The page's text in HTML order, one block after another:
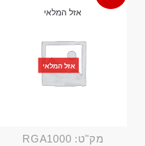
אזל המלאי
אזל המלאי
מק"ט: RGA1000